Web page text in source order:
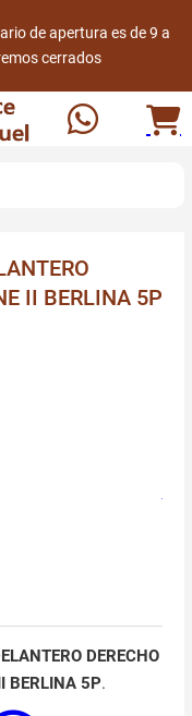
de apertura es de 9 a
cerrados
II BERLINA 5P
DERECHO
BERLINA 5P.